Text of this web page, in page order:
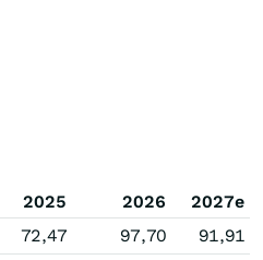
2025 2026
2027e
72,47 97,70
91,91